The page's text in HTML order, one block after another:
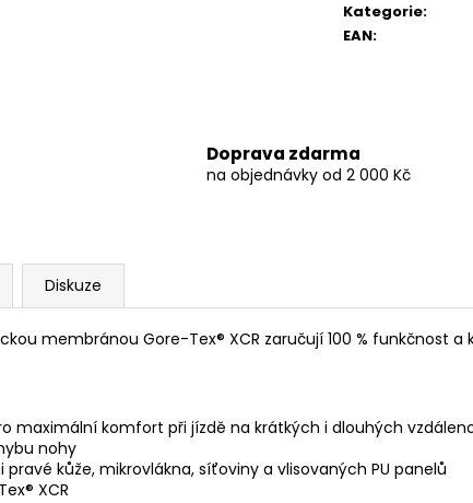
Kategorie:
EAN:
Doprava zdarma
na objednávky od 2 000 Kč
Diskuze
membránou Gore-Tex® XCR zaručují 100 % funkčnost
maximální komfort při jízdě na krátkých i dlouhých
nohy
kůže, mikrovlákna, síťoviny a vlisovaných PU panelů
XCR